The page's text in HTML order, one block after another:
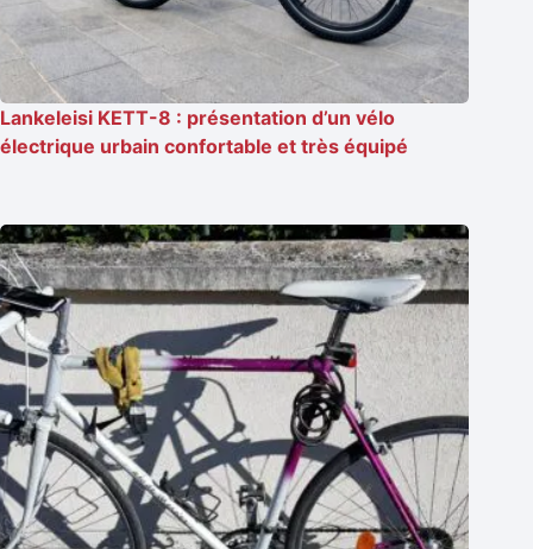
Lankeleisi KETT-8 : présentation d’un vélo
électrique urbain confortable et très équipé